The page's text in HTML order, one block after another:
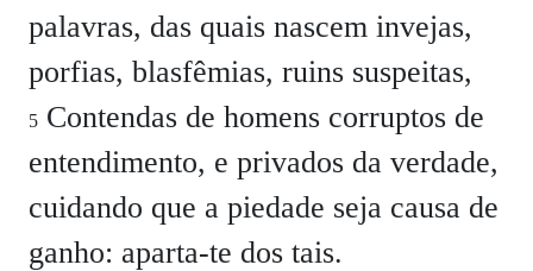
palavras, das quais nascem invejas,
porfias, blasfêmias, ruins suspeitas,
5 Contendas de homens corruptos de
entendimento, e privados da verdade,
cuidando que a piedade seja causa de
ganho: aparta-te dos tais.